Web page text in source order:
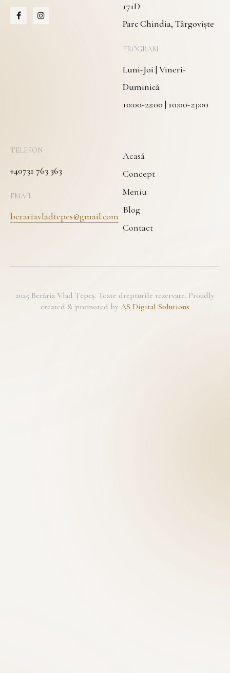
171D
Parc Chindia, Târgoviște
PROGRAM
Luni-Joi | Vineri-
Duminică
10:00-22:00 | 10:00-23:00
TELEFON
+40731 763 363
EMAIL
berariavladtepes@gmail.com
Acasă
Concept
Meniu
Blog
Contact
2025 Berăria Vlad Țepeș. Toate drepturile rezervate. Proudly
created & promoted by AS Digital Solutions